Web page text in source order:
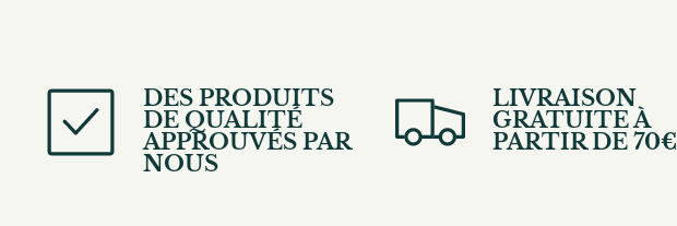
DES PRODUITS
DE QUALITÉ
APPROUVÉS PAR
NOUS
LIVRAISON
GRATUITE À
PARTIR DE 70€